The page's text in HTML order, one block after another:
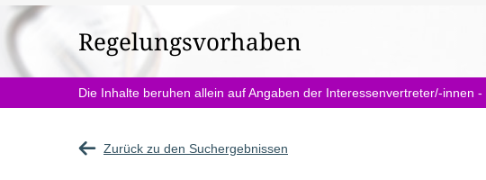
befinden
sich
hier:
Regelungsvorhaben
Die Inhalte beruhen allein auf Angaben der Interessenvertreter/-innen -
Zurück zu den Suchergebnissen